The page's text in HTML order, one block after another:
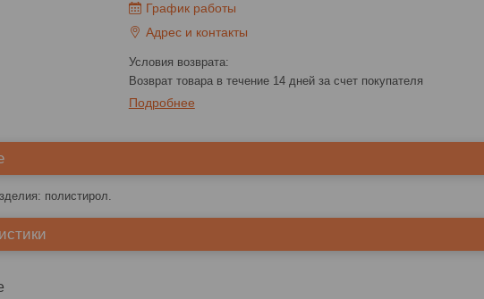
График работы
Адрес и контакты
возврат товара в течение 14 дней за счет покупателя
Подробнее
полистирол.